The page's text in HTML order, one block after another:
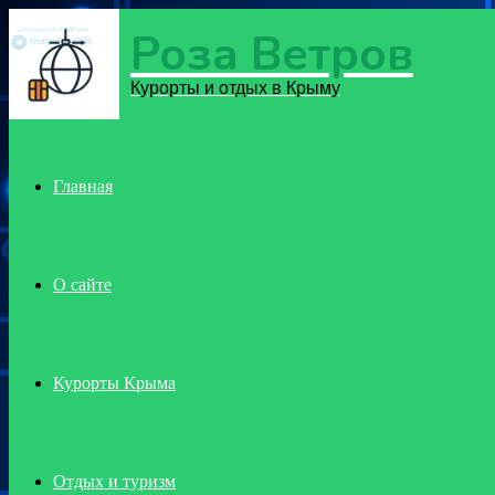
Menu Роза Ветров
Курорты и отдых в Крыму
Главная
О сайте
Курорты Крыма
Отдых и туризм